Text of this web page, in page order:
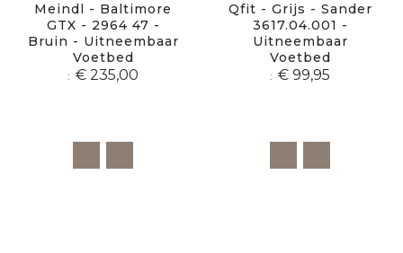
Meindl - Baltimore
GTX - 2964 47 -
Bruin - Uitneembaar
Voetbed
€ 235,00
Qfit - Grijs - Sander
3617.04.001 -
Uitneembaar
Voetbed
€ 99,95